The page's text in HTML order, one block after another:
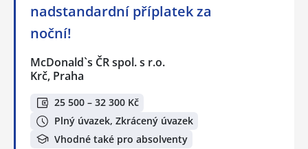
nadstandardní příplatek za
noční!
McDonald`s ČR spol. s r.o.
Krč, Praha
25 500 – 32 300 Kč
Plný úvazek, Zkrácený úvazek
Vhodné také pro absolventy